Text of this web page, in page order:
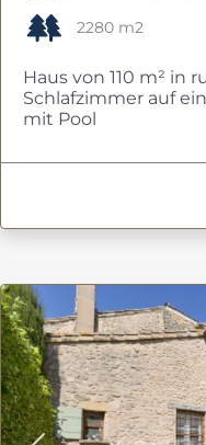
2280 m2
Haus von 110 m² in
Schlafzimmer auf
mit Pool